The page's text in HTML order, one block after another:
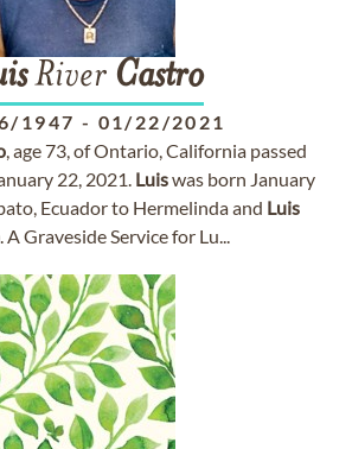
River Castro
1947 - 01/22/2021
, age 73, of Ontario, California passed
22, 2021. Luiswas born January
Ecuador to Hermelinda and Luis
. A Graveside Service for Lu...